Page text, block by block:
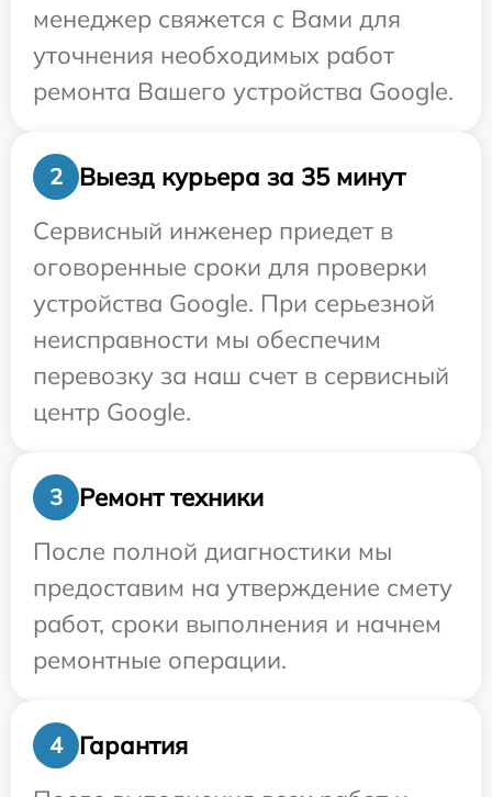
менеджер свяжется с Вами для
уточнения необходимых работ
ремонта Вашего устройства Google.
2
Выезд курьера за 35 минут
Сервисный инженер приедет в
оговоренные сроки для проверки
устройства Google. При серьезной
неисправности мы обеспечим
перевозку за наш счет в сервисный
центр Google.
3
Ремонт техники
После полной диагностики мы
предоставим на утверждение смету
работ, сроки выполнения и начнем
ремонтные операции.
4
Гарантия